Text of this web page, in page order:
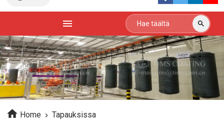
Home Tapauksissa